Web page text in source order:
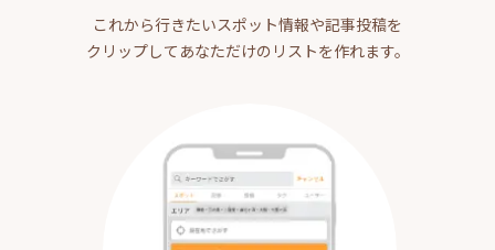
これから行きたいスポット情報や記事投稿を
クリップしてあなただけのリストを作れます。